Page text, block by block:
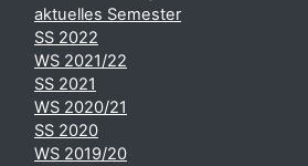
aktuelles Semester
SS 2022
WS 2021/22
SS 2021
WS 2020/21
SS 2020
WS 2019/20